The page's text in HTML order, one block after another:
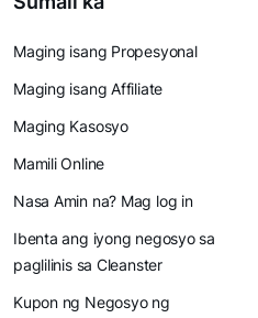
Maging isang Propesyonal
Maging isang Affiliate
Maging Kasosyo
Mamili Online
Nasa Amin na? Mag log in
Ibenta ang iyong negosyo sa
paglilinis sa Cleanster
Kupon ng Negosyo ng